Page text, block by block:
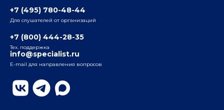
ул. Радио, д.24, корпус 1, 2-й подъезд, 2-й этаж
ул. Воронцовская, д. 35Б, корп.2, 5-й этаж
Бауманский
ул. Бауманская, д. 6, стр. 2, бизнес-центр «Виктория
Плаза», 4-й этаж
+7 (495) 780-48-44
Для слушателей от организаций
+7 (800) 444-28-35
Тех. поддержка
info@specialist.ru
E-mail для направления вопросов